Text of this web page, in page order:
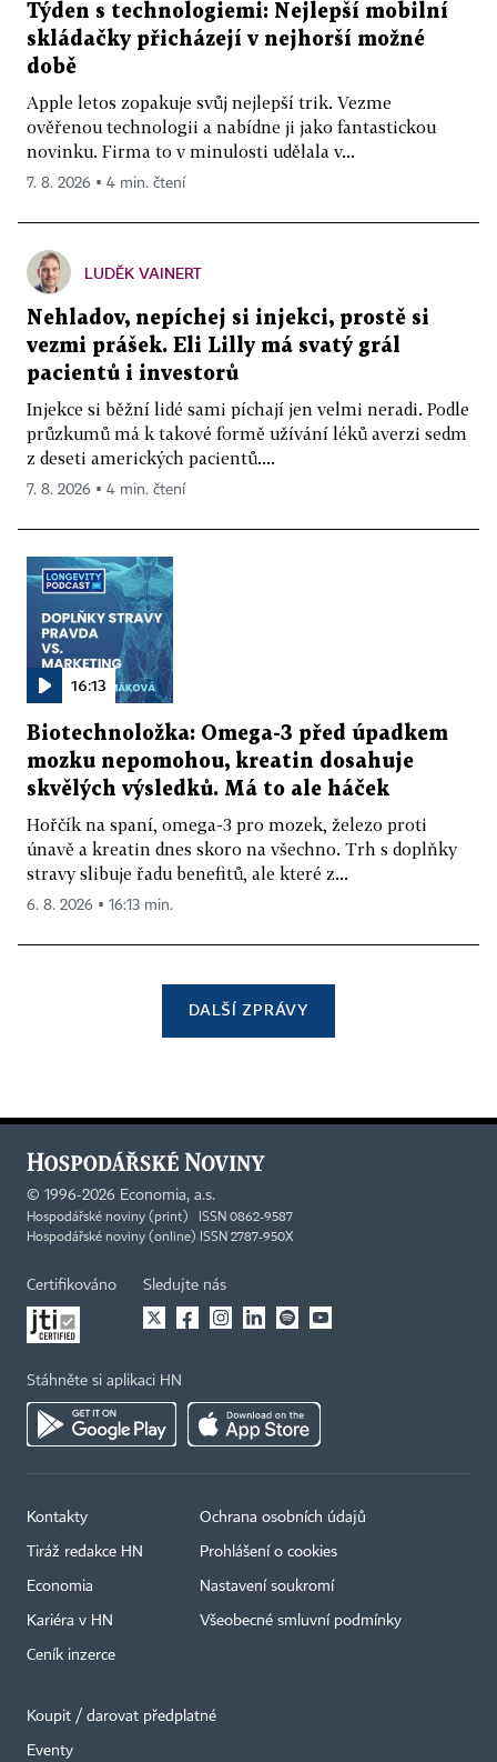
Týden s technologiemi: Nejlepší mobilní
skládačky přicházejí v nejhorší možné
době
Apple letos zopakuje svůj nejlepší trik. Vezme
ověřenou technologii a nabídne ji jako fantastickou
novinku. Firma to v minulosti udělala v...
7. 8. 2026 ▪ 4 min. čtení
LUDĚK VAINERT
Nehladov, nepíchej si injekci, prostě si
vezmi prášek. Eli Lilly má svatý grál
pacientů i investorů
Injekce si běžní lidé sami píchají jen velmi neradi. Podle
průzkumů má k takové formě užívání léků averzi sedm
z deseti amerických pacientů....
7. 8. 2026 ▪ 4 min. čtení
16:13
Biotechnoložka: Omega-3 před úpadkem
mozku nepomohou, kreatin dosahuje
skvělých výsledků. Má to ale háček
Hořčík na spaní, omega-3 pro mozek, železo proti
únavě a kreatin dnes skoro na všechno. Trh s doplňky
stravy slibuje řadu benefitů, ale které z...
6. 8. 2026 ▪ 16:13 min.
DALŠÍ ZPRÁVY
© 1996-2026 Economia, a.s.
Hospodářské noviny (print) ISSN 0862-9587
Hospodářské noviny (online) ISSN 2787-950X
Certifikováno Sledujte nás
Stáhněte si aplikaci HN
Kontakty
Tiráž redakce HN
Economia
Kariéra v HN
Ceník inzerce
Ochrana osobních údajů
Prohlášení o cookies
Nastavení soukromí
Všeobecné smluvní podmínky
Koupit / darovat předplatné
Eventy